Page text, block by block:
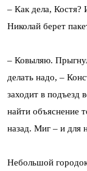
– Как дела, Костя?
Николай берет
– Ковыляю.
делать надо, –
заходит в подъезд
найти объяснение
назад. Миг – и для
Небольшой